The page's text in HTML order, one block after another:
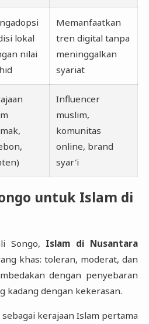
lokal
nilai
Memanfaatkan
tren digital tanpa
meninggalkan
syariat
Influencer
muslim,
komunitas
online, brand
syar'i
untuk Islam di
Songo, Islam di Nusantara
khas: toleran, moderat, dan
dengan penyebaran
kadang dengan kekerasan.
kerajaan Islam pertama